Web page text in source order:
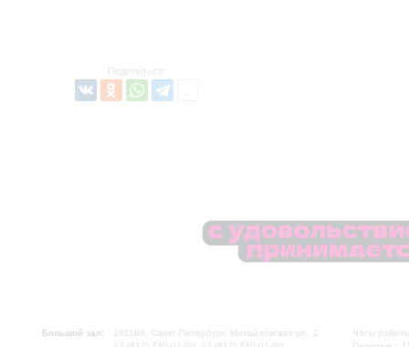
Поделиться:
Большой зал:
191186, Санкт-Петербург, Михайловская ул., 2
Часы